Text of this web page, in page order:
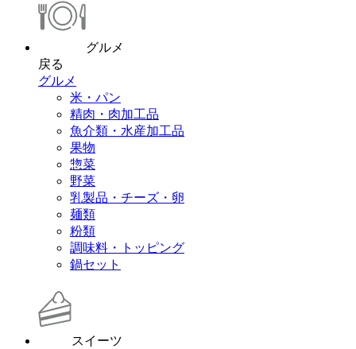
グルメ
戻る
グルメ
米・パン
精肉・肉加工品
魚介類・水産加工品
果物
惣菜
野菜
乳製品・チーズ・卵
麺類
粉類
調味料・トッピング
鍋セット
スイーツ